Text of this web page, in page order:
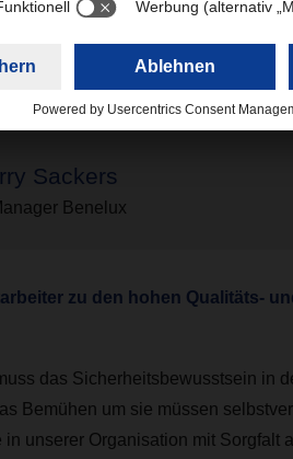
in verschiedenen Bereichen der
uns selbstverständlich, dass wir
halten.
Sackers
Benelux
zu den hohen Qualitäts-
das Sicherheitsbewusstsein in
Bemühen um sie müssen
in unserer Organisation mit Sorgfalt